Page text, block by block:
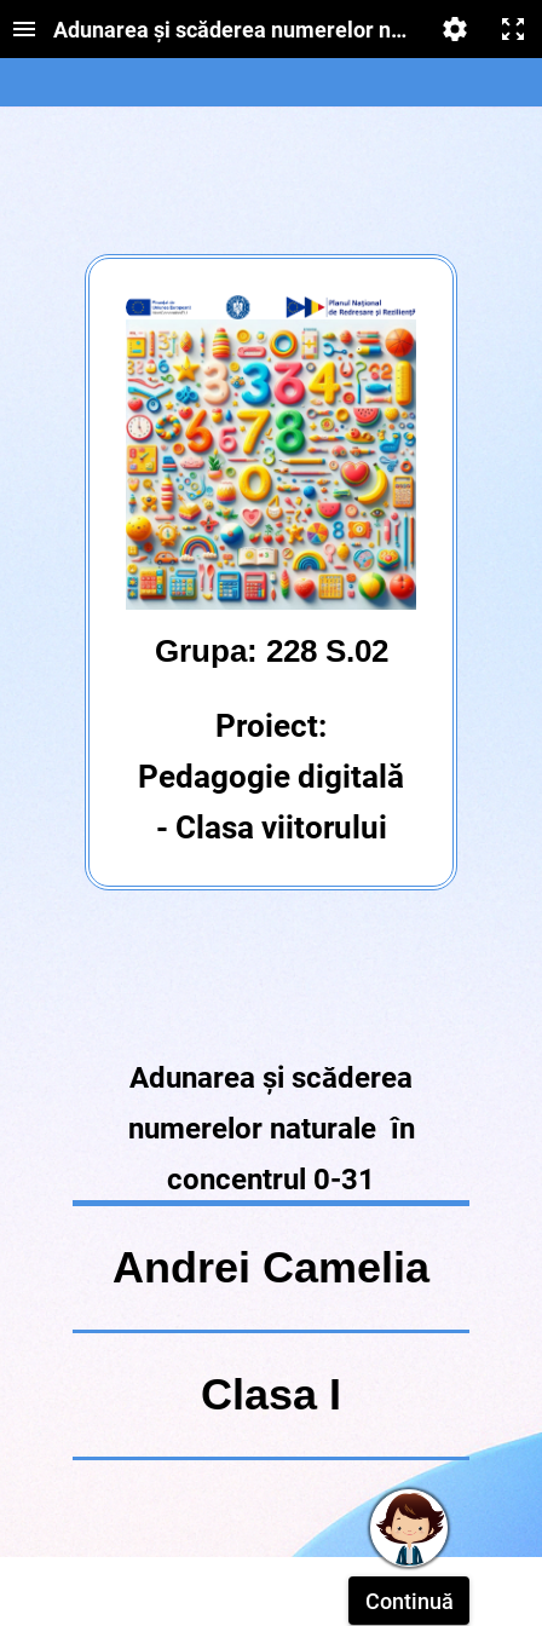
Continuă
Adunarea și scăderea numerelor naturale de la 0
Grupa: 228 S.02
Proiect:
Pedagogie digitală
- Clasa viitorului
Adunarea și scăderea
numerelor naturale în
concentrul 0-31
Andrei Camelia
Clasa I